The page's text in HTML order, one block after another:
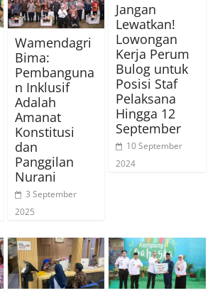
Wamendagri
Bima:
Pembanguna
n Inklusif
Adalah
Amanat
Konstitusi
dan
Panggilan
Nurani
3 September
2025
Jangan
Lewatkan!
Lowongan
Kerja Perum
Bulog untuk
Posisi Staf
Pelaksana
Hingga 12
September
10 September
2024